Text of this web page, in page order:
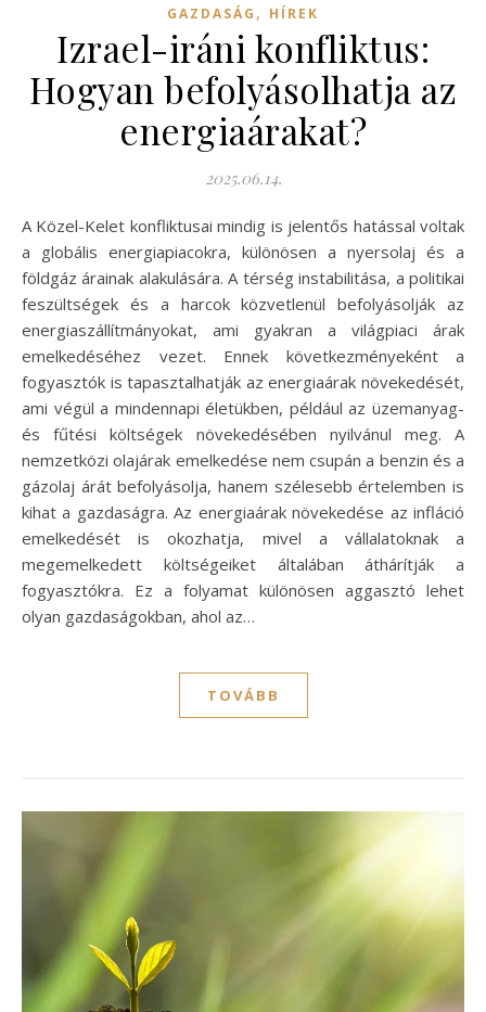
GAZDASÁG , HÍREK
Izrael-iráni konfliktus:
Hogyan befolyásolhatja az
energiaárakat?
2025.06.14.
A Közel-Kelet konfliktusai mindig is jelentős hatással voltak
a globális energiapiacokra, különösen a nyersolaj és a
földgáz árainak alakulására. A térség instabilitása, a politikai
feszültségek és a harcok közvetlenül befolyásolják az
energiaszállítmányokat, ami gyakran a világpiaci árak
emelkedéséhez vezet. Ennek következményeként a
fogyasztók is tapasztalhatják az energiaárak növekedését,
ami végül a mindennapi életükben, például az üzemanyag-
és fűtési költségek növekedésében nyilvánul meg. A
nemzetközi olajárak emelkedése nem csupán a benzin és a
gázolaj árát befolyásolja, hanem szélesebb értelemben is
kihat a gazdaságra. Az energiaárak növekedése az infláció
emelkedését is okozhatja, mivel a vállalatoknak a
megemelkedett költségeiket általában áthárítják a
fogyasztókra. Ez a folyamat különösen aggasztó lehet
olyan gazdaságokban, ahol az…
TOVÁBB